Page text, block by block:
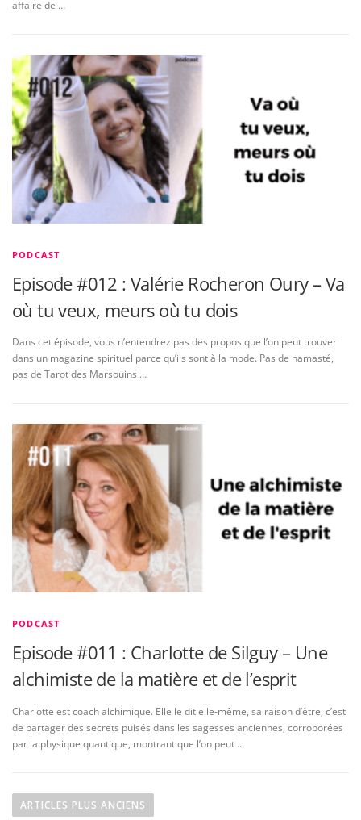
affaire de …
PODCAST
Episode #012 : Valérie Rocheron Oury – Va
où tu veux, meurs où tu dois
Dans cet épisode, vous n’entendrez pas des propos que l’on peut trouver
dans un magazine spirituel parce qu’ils sont à la mode. Pas de namasté,
pas de Tarot des Marsouins …
PODCAST
Episode #011 : Charlotte de Silguy – Une
alchimiste de la matière et de l’esprit
Charlotte est coach alchimique. Elle le dit elle-même, sa raison d’être, c’est
de partager des secrets puisés dans les sagesses anciennes, corroborées
par la physique quantique, montrant que l’on peut …
aARTICLES PLUS ANCIENS